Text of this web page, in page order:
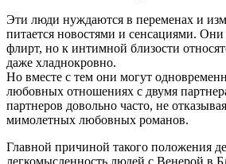
Эти люди нуждаются в переменах и
питается новостями и сенсациями.
флирт, но к интимной близости
даже хладнокровно.
Но вместе с тем они могут
любовных отношениях с двумя
партнеров довольно часто, не
мимолетных любовных романов.
Главной причиной такого положения
легкомысленность людей с Венерой в